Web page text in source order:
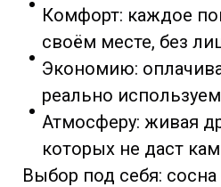
Комфорт: каждое
своём месте, без
Экономию:
реально
Атмосферу: живая
которых не даст
Выбор под себя: сосна